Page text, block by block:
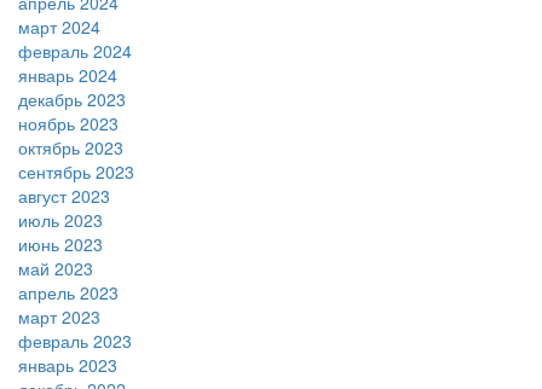
март 2024
февраль 2024
январь 2024
декабрь 2023
ноябрь 2023
октябрь 2023
сентябрь 2023
август 2023
июль 2023
июнь 2023
май 2023
апрель 2023
март 2023
февраль 2023
январь 2023